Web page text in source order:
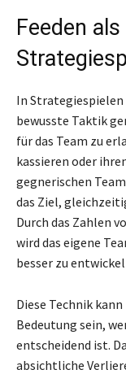
Feeden
In Strategiespielen
bewusste Taktik
für das Team zu
kassieren oder
gegnerischen
das Ziel,
Durch das Zahlen
wird das eigene
besser zu
Diese Technik
Bedeutung sein,
entscheidend ist.
absichtliche